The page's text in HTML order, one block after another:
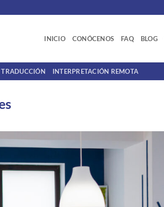
INICIO CONÓCENOS FAQ BLOG
TRADUCCIÓN INTERPRETACIÓN REMOTA